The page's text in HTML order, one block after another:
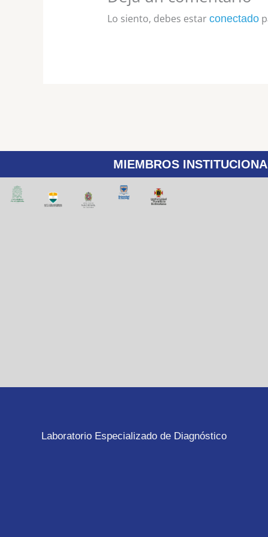
Lo siento, debes estar conectado
MIEMBROS
Laboratorio Especializado de Diagnóstico